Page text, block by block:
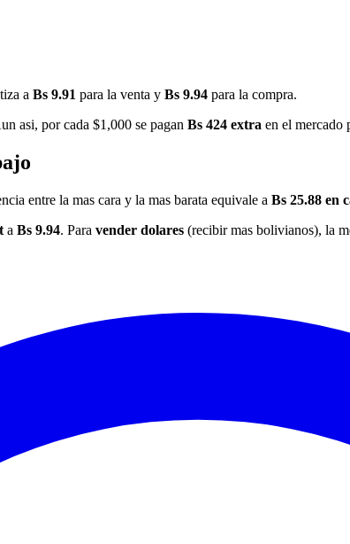
a Bs 9.91 para la venta y Bs 9.94 para la compra.
asi, por cada $1,000 se pagan Bs 424 extra en el mercado
entre la mas cara y la mas barata equivale a Bs 25.88 en
a Bs 9.94. Para vender dolares (recibir mas bolivianos), la